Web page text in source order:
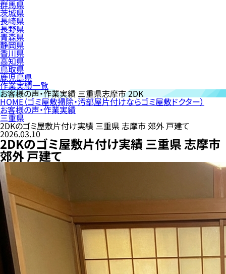
群馬県
茨城県
長崎県
長野県
青森県
静岡県
香川県
高知県
鳥取県
鹿児島県
作業実績一覧
お客様の声・作業実績 三重県志摩市 2DK
HOME（ゴミ屋敷掃除・汚部屋片付けならゴミ屋敷ドクター）
お客様の声・作業実績
三重県
2DKのゴミ屋敷片付け実績 三重県 志摩市 郊外 戸建て
2026.03.10
2DKのゴミ屋敷片付け実績 三重県 志摩市
郊外 戸建て